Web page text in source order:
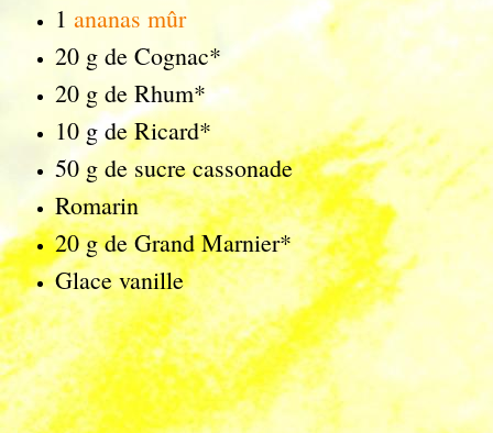
1 ananas mûr
20 g de Cognac*
20 g de Rhum*
10 g de Ricard*
50 g de sucre cassonade
Romarin
20 g de Grand Marnier*
Glace vanille